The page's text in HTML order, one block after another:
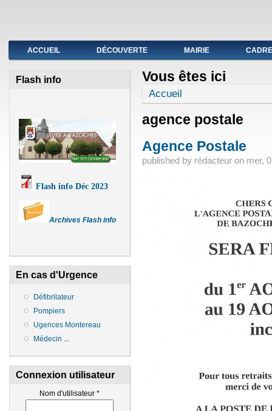
Fermeture de l'agence postale du 19 au avril
ACCUEIL DÉCOUVERTE MAIRIE
Flash info
Flash info Déc 2023
Archives Flash info
En cas d'Urgence
Défibrilateur
Pompiers
Ugences Montereau
Médecin ...
Connexion utilisateur
Nom d'utilisateur*
Vous êtes ici
Accueil
agence postale
Agence Postale
published by rédacteuron mer,